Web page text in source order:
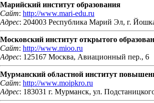
Марийский институт образования
Сайт: http://www.mari-edu.ru
Адрес: 204003 Республика Марий Эл, г.
Московский институт открытого
Сайт: http://www.mioo.ru
Адрес: 125167 Москва, Авиационный пер., 6
Мурманский областной институт
Сайт: http://www.moipkro.ru
Адрес: 183031 г. Мурманск, ул.